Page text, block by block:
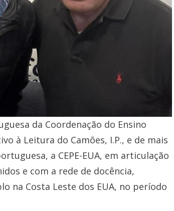
da Coordenação do Ensino
à Leitura do Camões, I.P., e de mais
a CEPE-EUA, em articulação
e com a rede de docência,
na Costa Leste dos EUA, no período